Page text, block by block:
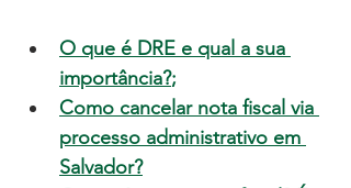
O que é DRE e qual a sua
importância?;
Como cancelar nota fiscal via
processo administrativo em
Salvador?